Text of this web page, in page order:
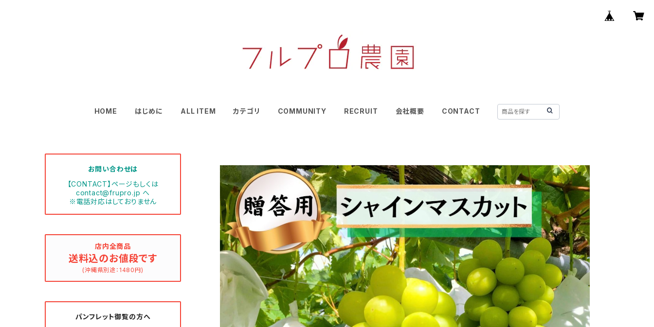
HOME はじめに ALL ITEM カテゴリ COMMUNITY RECRUIT 会社概要 CONTACT
お問い合わせは
【CONTACT】ページもしくは
contact@frupro.jp へ
※電話対応はしておりません
店内全商品
送料込のお値段です
(沖縄県別途：1480円)
パンフレット御覧の方へ